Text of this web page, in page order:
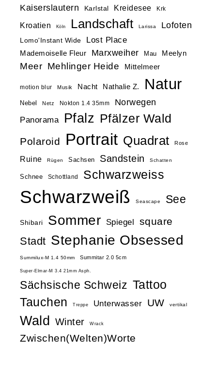
Kaiserslautern
Karlstal Kreidesee Krk
Kroatien Köln Landschaft Larissa Lofoten
Lomo'Instant Wide Lost Place
Mademoiselle Fleur Marxweiher Mau Meelyn
Meer Mehlinger Heide Mittelmeer
motion blur Musik Nacht Nathalie Z. Natur
Nebel Netz Nokton 1.4 35mm Norwegen
Panorama Pfalz Pfälzer Wald
Polaroid Portrait Quadrat Rose
Ruine Rügen Sachsen Sandstein Schatten
Schnee Schottland Schwarzweiss
Schwarzweiß Seascape See
Shibari Sommer Spiegel square
Stadt Stephanie Obsessed
Summilux-M 1.4 50mm Summitar 2.0 5cm
Super-Elmar-M 3.4 21mm Asph.
Sächsische Schweiz Tattoo
Tauchen
Treppe Unterwasser UW vertikal
Wald Winter Wrack
Zwischen(Welten)Worte